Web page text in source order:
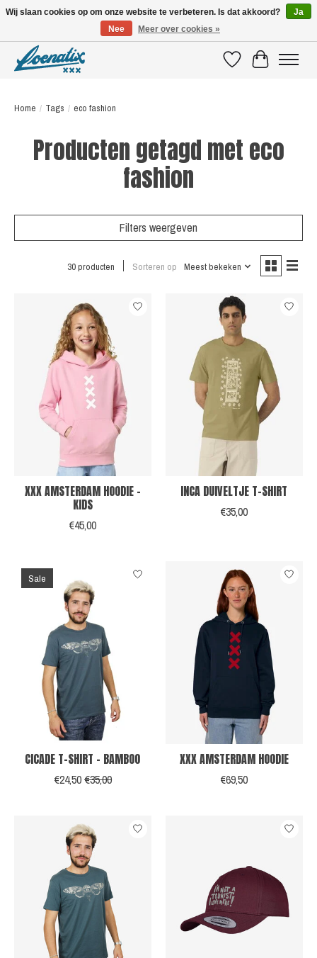
VerlanglijstWinkelwagen
Home / Tags / eco fashion
Producten getagd met eco
fashion
Filters weergeven
30 producten Sorteren op Meest bekeken
XXX AMSTERDAM HOODIE -
KIDS
€45,00
INCA DUIVELTJE T-SHIRT
€35,00
Sale
CICADE T-SHIRT - BAMBOO
€24,50€35,00
XXX AMSTERDAM HOODIE
€69,50
Wij slaan cookies op om onze website te verbeteren. Is dat akkoord?
Ja
Nee
Meer over cookies »